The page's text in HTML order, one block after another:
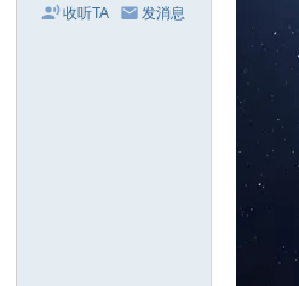
收听TA 发消息